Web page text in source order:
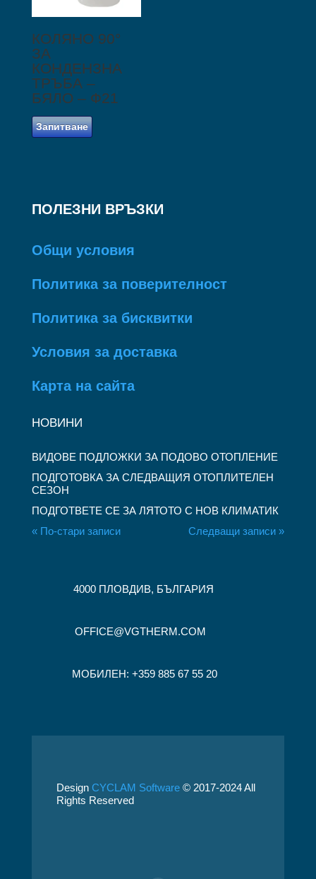
КОЛЯНО 90°
ЗА
КОНДЕНЗНА
ТРЪБА –
БЯЛО – Ф21
Запитване
ПОЛЕЗНИ ВРЪЗКИ
Общи условия
Политика за поверителност
Политика за бисквитки
Условия за доставка
Карта на сайта
НОВИНИ
ВИДОВЕ ПОДЛОЖКИ ЗА ПОДОВО ОТОПЛЕНИЕ
ПОДГОТОВКА ЗА СЛЕДВАЩИЯ ОТОПЛИТЕЛЕН
СЕЗОН
ПОДГОТВЕТЕ СЕ ЗА ЛЯТОТО С НОВ КЛИМАТИК
« По-стари записи
Следващи записи »
4000 ПЛОВДИВ, БЪЛГАРИЯ
OFFICE@VGTHERM.COM
МОБИЛЕН: +359 885 67 55 20
Design CYCLAM Software © 2017-2024 All
Rights Reserved